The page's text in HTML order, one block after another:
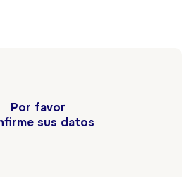
Por favor
sus datos